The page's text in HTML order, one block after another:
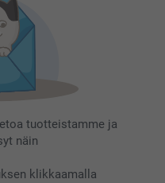
tuotteistamme ja
näin
klikkaamalla